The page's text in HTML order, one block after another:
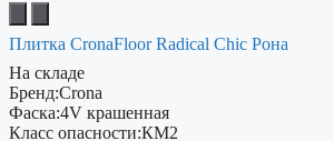
Плитка CronaFloor Radical Chiс Рона
На складе
Бренд:Crona
Фаска:4V крашенная
Класс опасности:КМ2